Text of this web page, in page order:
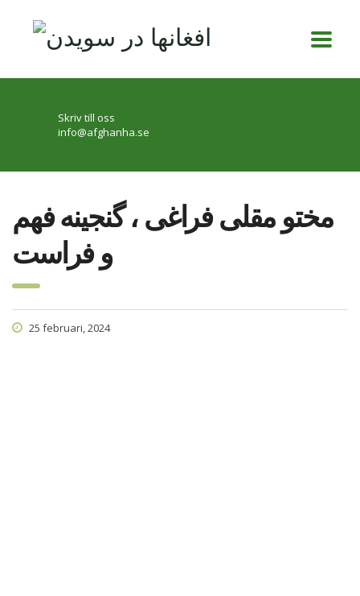
Skriv till oss
info@afghanha.se
مختو مقلی فراغی ، گنجینه فهم
و فراست
25 februari, 2024